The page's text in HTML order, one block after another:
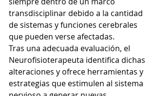
transdisciplinar debido a la cantidad
de sistemas y funciones cerebrales
que pueden verse afectadas.
Tras una adecuada evaluación, el
Neurofisioterapeuta identifica dichas
alteraciones y ofrece herramientas y
estrategias que estimulen al sistema